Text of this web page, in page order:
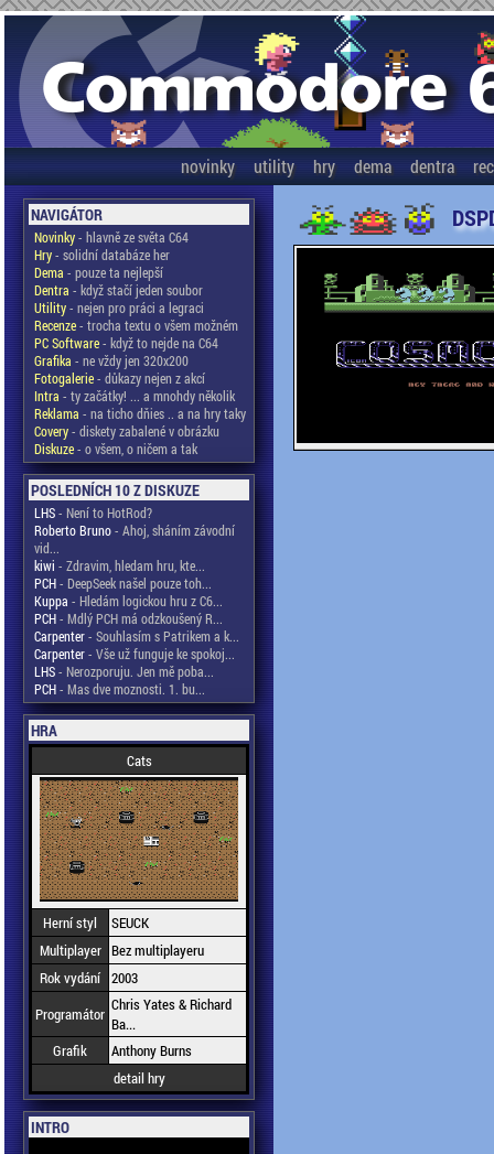
novinky utility hry dema dentra
NAVIGÁTOR
Novinky- hlavně ze světa C64
Hry- solidní databáze her
Dema - pouze ta nejlepší
Dentra - když stačí jeden soubor
Utility- nejen pro práci a legraci
Recenze- trocha textu o všem možném
PC Software- když to nejde na C64
Grafika - ne vždy jen 320x200
Fotogalerie- důkazy nejen z akcí
Intra - ty začátky! ... a mnohdy několik
Reklama - na ticho dňies .. a na hry taky
Covery- diskety zabalené v obrázku
Diskuze- o všem, o ničem a tak
POSLEDNÍCH 10 Z DISKUZE
LHS- Není to HotRod?
Roberto Bruno- Ahoj, sháním závodní
vid...
kiwi - Zdravim, hledam hru, kte...
PCH- DeepSeek našel pouze toh...
Kuppa - Hledám logickou hru z C6...
PCH- Mdlý PCH má odzkoušený R...
Carpenter- Souhlasím s Patrikem a k...
Carpenter- Vše už funguje ke spokoj...
LHS- Nerozporuju. Jen mě poba...
PCH- Mas dve moznosti. 1. bu...
HRA
Cats
Herní styl
SEUCK
Multiplayer Bez multiplayeru
Rok vydání 2003
Programátor Chris Yates & Richard
Ba...
Grafik
Anthony Burns
detail hry
INTRO